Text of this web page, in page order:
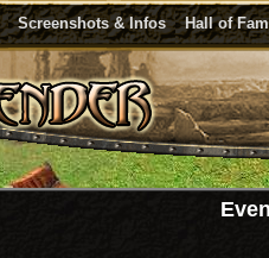
Screenshots & Infos Hall of